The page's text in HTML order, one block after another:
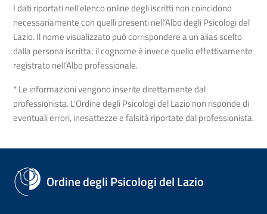
I dati riportati nell'elenco online degli iscritti non coincidono
necessariamente con quelli presenti nell’Albo degli Psicologi del
Lazio. Il nome visualizzato può corrispondere a un alias scelto
dalla persona iscritta; il cognome è invece quello effettivamente
registrato nell’Albo professionale.
* Le informazioni vengono inserite direttamente dal
professionista. L'Ordine degli Psicologi del Lazio non risponde di
eventuali errori, inesattezze e falsità riportate dal professionista.
Ordine degli Psicologi del Lazio